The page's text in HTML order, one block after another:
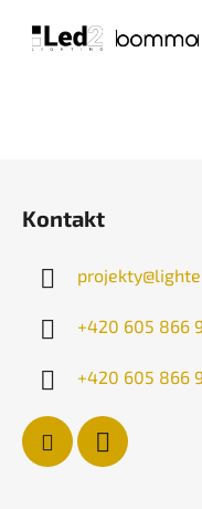
Kontakt
projekty@
+420 605 866
+420 605 866